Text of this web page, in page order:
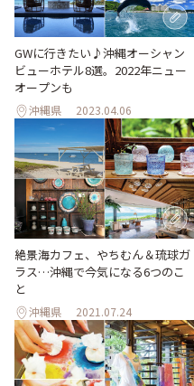
GWに行きたい♪沖縄オーシャン
ビューホテル8選。2022年ニュー
オープンも
沖縄県 2023.04.06
絶景海カフェ、やちむん＆琉球ガ
ラス…沖縄で今気になる6つのこ
と
沖縄県 2021.07.24